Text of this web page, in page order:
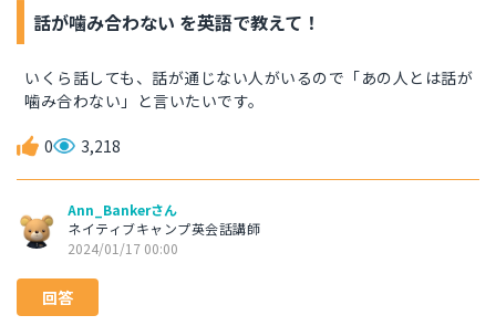
話が噛み合わない を英語で教えて！
いくら話しても、話が通じない人がいるので「あの人とは話が
噛み合わない」と言いたいです。
0 3,218
Ann_Bankerさん
ネイティブキャンプ英会話講師
2024/01/17 00:00
回答